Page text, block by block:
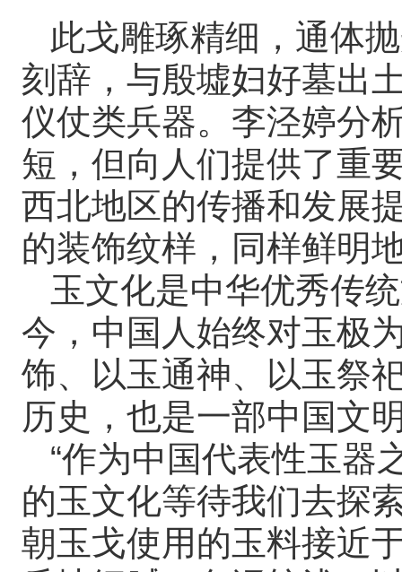
此戈雕琢精细，通体
刻辞，与殷墟妇好墓出
仪仗类兵器。李泾婷分
短，但向人们提供了重
西北地区的传播和发展
的装饰纹样，同样鲜明
玉文化是中华优秀传
今，中国人始终对玉极
饰、以玉通神、以玉祭
历史，也是一部中国文
“作为中国代表性玉器
的玉文化等待我们去探
朝玉戈使用的玉料接近